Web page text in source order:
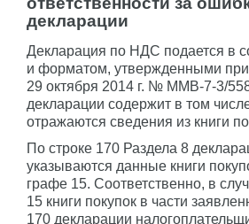
декларации
Декларация по НДС подается в
и форматом, утвержденными
29 октября 2014 г. № ММВ-7-3/
декларации содержит в том
отражаются сведения из книги
По строке 170 Раздела 8
указываются данные книги
графе 15. Соответственно, в
15 книги покупок в части
170 декларации